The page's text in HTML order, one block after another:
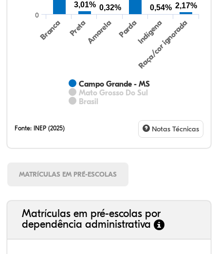
Campo Grande - MS
Mato Grosso Do Sul
Brasil
Branca PretaAmarela PardaIndígena
Raça/cor ignorada
0
3,01% 0,32% 0,54% 2,17%
Fonte: INEP (2025) Notas Técnicas
MATRÍCULAS EM PRÉ-ESCOLAS
Matrículas em pré-escolas por
dependência administrativa